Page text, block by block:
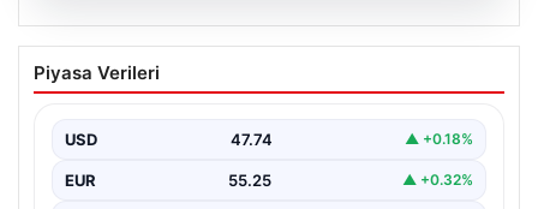
Kelebek sohbet platformu İle Sanal
İletişimin Sertifikalı Adresi Ve Chat
Sanal ortamında insanların güvenli bir biçimde iletişim
Piyasa Verileri
USD 47.74 ▲ +0.18%
EUR 55.25 ▲ +0.32%